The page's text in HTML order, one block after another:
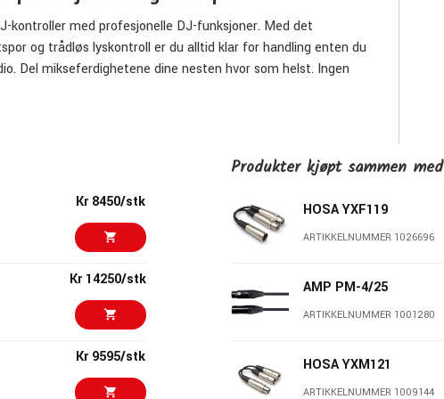
med profesjonelle DJ-funksjoner. Med det
og trådløs lyskontroll er du alltid klar for handling enten du
Del mikseferdighetene dine nesten hvor som helst. Ingen
populære strømmetjenester via sin innebygde Wi-Fi, og gir
helst.
hjemmebelysning, noe som gjør det enkelt å legge til
Lighting-funksjonen tar det bare noen få trykk for å
til, vil din innendørs og utendørs smarte belysning
og monitorapplikasjoner
Kr 8450/stk
Kr 14250/stk
Kr 9595/stk
Produkter kjøpt sammen med
HOSA YXF119
ARTIKKELNUMMER 1026696
AMP PM-4/25
ARTIKKELNUMMER 1001280
HOSA YXM121
ARTIKKELNUMMER 1009144